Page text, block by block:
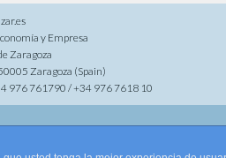
y Empresa
Zaragoza
Zaragoza (Spain)
976 761790 / +34 976 7618 10